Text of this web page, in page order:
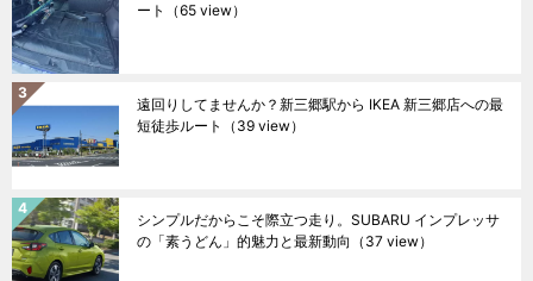
ート
（65 view）
遠回りしてませんか？新三郷駅から IKEA 新三郷店への最
短徒歩ルート
（39 view）
シンプルだからこそ際立つ走り。SUBARU インプレッサ
の「素うどん」的魅力と最新動向 （37 view）